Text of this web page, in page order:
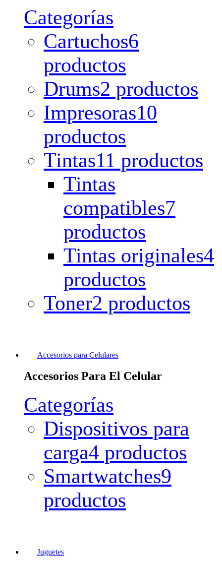
Categorías
Cartuchos6
productos
Drums2 productos
Impresoras10
productos
Tintas11 productos
Tintas
compatibles7
productos
Tintas originales4
productos
Toner2 productos
Accesorios para Celulares
Accesorios Para El Celular
Categorías
Dispositivos para
carga4 productos
Smartwatches9
productos
Juguetes